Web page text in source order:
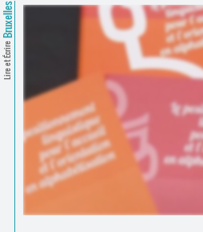
Lire et Écrire
Bruxelles